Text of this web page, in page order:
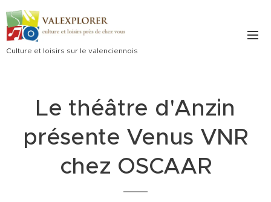
Culture et loisirs sur le valenciennois
Le théâtre d'Anzin
présente Venus VNR
chez OSCAAR